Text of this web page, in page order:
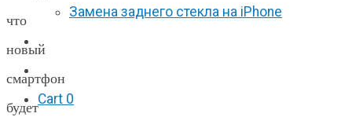
Замена заднего стекла на iPhone
Вакансии
F.A.Q
Cart 0
что
новый
смартфон
будет